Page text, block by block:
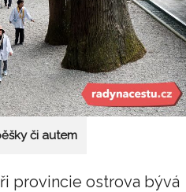
či autem
provincie ostrova bývá